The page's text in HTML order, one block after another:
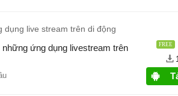
dụng live stream trên di động
ứng dụng livestream trên